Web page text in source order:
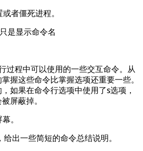
者僵死进程。
是显示命令名
过程中可以使用的一些交互命令。从
握这些命令比掌握选项还重要一些。
如果在命令行选项中使用了s选项，
屏蔽掉。
。
出一些简短的命令总结说明。